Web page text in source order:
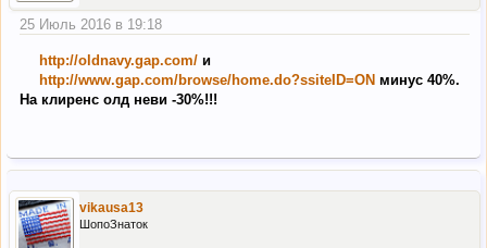
25 Июль 2016 в 19:18
http://oldnavy.gap.com/ и
http://www.gap.com/browse/home.do?ssiteID=ON минус 40%.
На клиренс олд неви -30%!!!
vikausa13
ШопоЗнаток